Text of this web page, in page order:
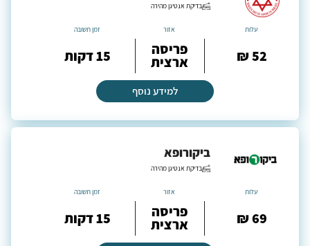
בדיקת אנטיגן מהירה
עלות
52 ₪
אזור
פריסה
ארצית
זמן תשובה
15 דקות
למידע נוסף
ביקורופא
בדיקת אנטיגן מהירה
עלות
69 ₪
אזור
פריסה
ארצית
זמן תשובה
15 דקות